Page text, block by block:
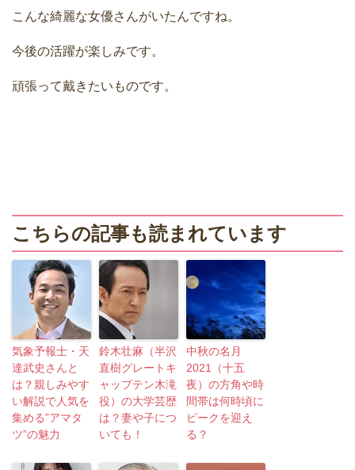
こんな綺麗な女優さんがいたんですね。
今後の活躍が楽しみです。
頑張って戴きたいものです。
こちらの記事も読まれています
気象予報士・天
達武史さんと
は？親しみやす
い解説で人気を
集める”アマタ
ツ”の魅力
鈴木壮麻（半沢
直樹グレートキ
ャップテン木滝
役）の大学芸歴
は？妻や子につ
いても！
中秋の名月
2021（十五
夜）の方角や時
間帯は何時頃に
ピークを迎え
る？